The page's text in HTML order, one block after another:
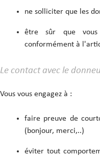
ne solliciter que les
être sûr que
conformément à
Le contact avec le
Vous vous engagez à :
faire preuve de
(bonjour, merci,..)
éviter tout